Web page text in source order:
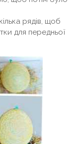
рядів, щоб
для передньої